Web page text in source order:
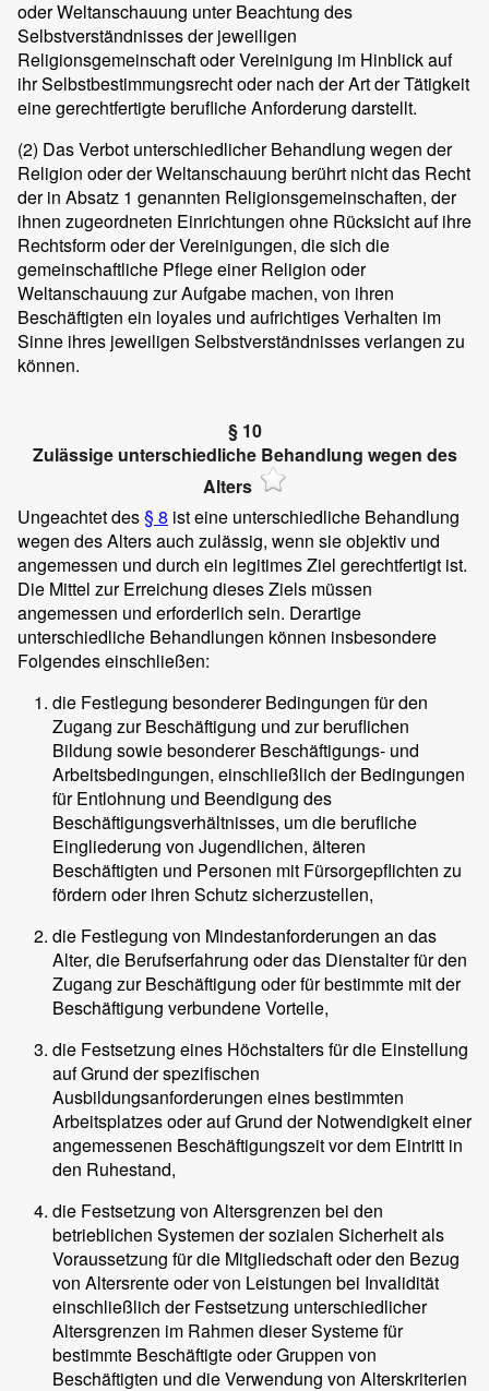
oder Weltanschauung unter Beachtung des
Selbstverständnisses der jeweiligen
Religionsgemeinschaft oder Vereinigung im Hinblick auf
ihr Selbstbestimmungsrecht oder nach der Art der Tätigkeit
eine gerechtfertigte berufliche Anforderung darstellt.
(2) Das Verbot unterschiedlicher Behandlung wegen der
Religion oder der Weltanschauung berührt nicht das Recht
der in Absatz 1 genannten Religionsgemeinschaften, der
ihnen zugeordneten Einrichtungen ohne Rücksicht auf ihre
Rechtsform oder der Vereinigungen, die sich die
gemeinschaftliche Pflege einer Religion oder
Weltanschauung zur Aufgabe machen, von ihren
Beschäftigten ein loyales und aufrichtiges Verhalten im
Sinne ihres jeweiligen Selbstverständnisses verlangen zu
können.
§ 10
Zulässige unterschiedliche Behandlung wegen des
Alters
Ungeachtet des§ 8 ist eine unterschiedliche Behandlung
wegen des Alters auch zulässig, wenn sie objektiv und
angemessen und durch ein legitimes Ziel gerechtfertigt ist.
Die Mittel zur Erreichung dieses Ziels müssen
angemessen und erforderlich sein. Derartige
unterschiedliche Behandlungen können insbesondere
Folgendes einschließen:
die Festlegung besonderer Bedingungen für den
Zugang zur Beschäftigung und zur beruflichen
Bildung sowie besonderer Beschäftigungs- und
Arbeitsbedingungen, einschließlich der Bedingungen
für Entlohnung und Beendigung des
Beschäftigungsverhältnisses, um die berufliche
Eingliederung von Jugendlichen, älteren
Beschäftigten und Personen mit Fürsorgepflichten zu
fördern oder ihren Schutz sicherzustellen,
die Festlegung von Mindestanforderungen an das
Alter, die Berufserfahrung oder das Dienstalter für den
Zugang zur Beschäftigung oder für bestimmte mit der
Beschäftigung verbundene Vorteile,
die Festsetzung eines Höchstalters für die Einstellung
auf Grund der spezifischen
Ausbildungsanforderungen eines bestimmten
Arbeitsplatzes oder auf Grund der Notwendigkeit einer
angemessenen Beschäftigungszeit vor dem Eintritt in
den Ruhestand,
die Festsetzung von Altersgrenzen bei den
betrieblichen Systemen der sozialen Sicherheit als
Voraussetzung für die Mitgliedschaft oder den Bezug
von Altersrente oder von Leistungen bei Invalidität
einschließlich der Festsetzung unterschiedlicher
Altersgrenzen im Rahmen dieser Systeme für
bestimmte Beschäftigte oder Gruppen von
Beschäftigten und die Verwendung von Alterskriterien